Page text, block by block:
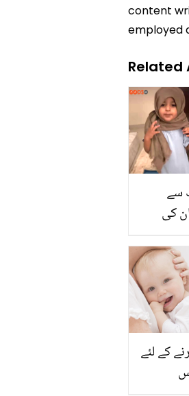
content
employed
Related
سے
کی
کے لئے